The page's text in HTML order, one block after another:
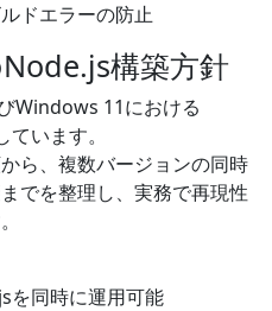
ドエラーの防止
構築方針
Windows 11における
います。
ら、複数バージョンの同時
でを整理し、実務で再現性
を同時に運用可能